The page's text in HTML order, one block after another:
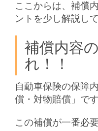
ここからは、補償
ントを少し解説し
補償内容
れ！！
自動車保険の保障
償・対物賠償」です
この補償が一番必